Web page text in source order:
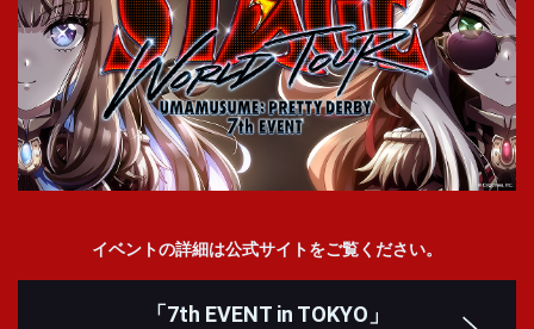
イベントの詳細は公式サイトをご覧ください。
「7th EVENT in TOKYO」